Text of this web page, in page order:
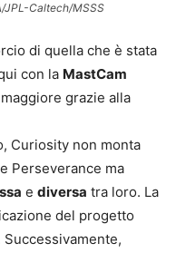
JPL-Caltech/MSSS
di quella che è stata
con la MastCam
grazie alla
Curiosity non monta
Perseverance ma
e diversa tra loro. La
del progetto